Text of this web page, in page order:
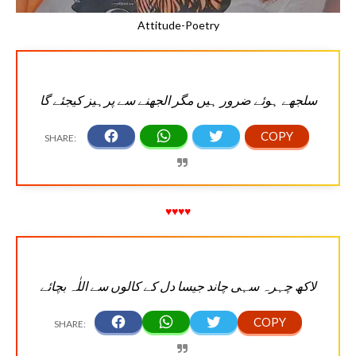
Attitude-Poetry
سلجھے ہوئے ضرور ہیں مگر الجھنے سے پرہیز کیجئے گا
♥♥♥♥
لاکھ چہرہ سہی چاند جیسا دل کے کالوں سے اللٰہ بچائے